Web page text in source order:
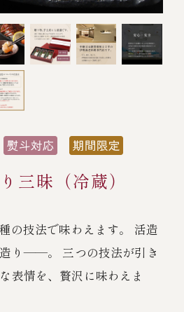
生日重/還暦重/お食い初め重)
凍)
/鉄板焼ひかり)
ー
サイトマップ
取引先エントリー
プカレー
）
三昧（冷蔵）
の技法で味わえます。 活造
り――。 三つの技法が引き
表情を、贅沢に味わえま